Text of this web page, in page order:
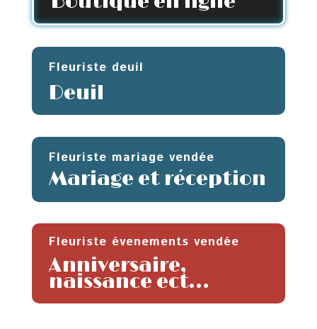
Fleuriste deuil
Deuil
Fleuriste mariage vendée
Mariage et réception
Fleuriste évenements vendée
Anniversaire,
naissance ect…